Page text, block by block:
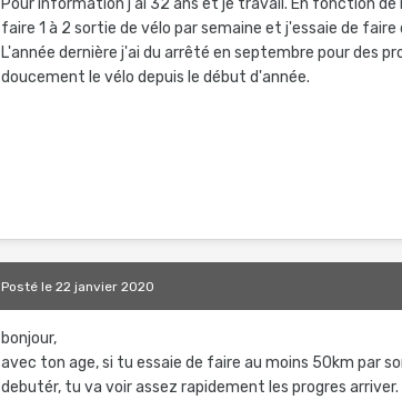
Pour information j'ai 32 ans et je travail. En fonction de
faire 1 à 2 sortie de vélo par semaine et j'essaie de
L'année dernière j'ai du arrêté en septembre pour des
doucement le vélo depuis le début d'année.
Postéle 22 janvier 2020
bonjour,
avec ton age, si tu essaie de faire au moins 50km par
debutér, tu va voir assez rapidement les progres arriver.